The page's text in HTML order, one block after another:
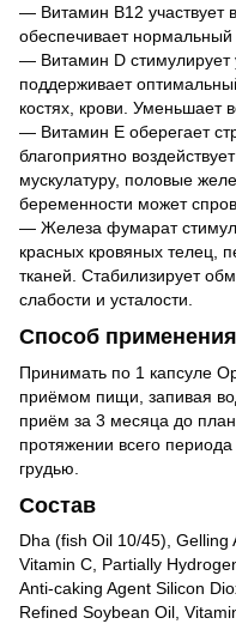
— Витамин B12 участвует
обеспечивает
— Витамин D
поддерживает
костях, крови. Уменьшает
— Витамин Е оберегает
благоприятно
мускулатуру, половые
беременности может
— Железа фумарат
красных кровяных телец,
тканей. Стабилизирует
слабости и усталости.
Способ применения
Принимать по 1 капсуле
приёмом пищи, запивая
приём за 3 месяца до
протяжении всего
грудью.
Состав
Dha (fish Oil 10/45),
Vitamin C, Partially
Anti-caking Agent Silicon
Refined Soybean Oil,